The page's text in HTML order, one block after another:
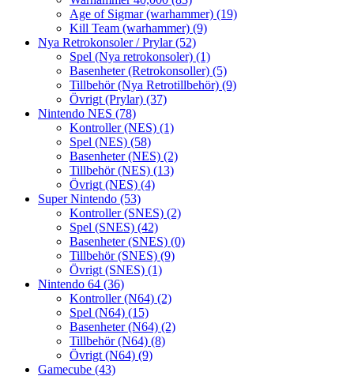
Age of Sigmar (warhammer) (19)
Kill Team (warhammer) (9)
Nya Retrokonsoler / Prylar(52)
Spel (Nya retrokonsoler) (1)
Basenheter (Retrokonsoller) (5)
Tillbehör (Nya Retrotillbehör) (9)
Övrigt (Prylar) (37)
Nintendo NES (78)
Kontroller (NES) (1)
Spel (NES) (58)
Basenheter (NES) (2)
Tillbehör (NES) (13)
Övrigt (NES) (4)
Super Nintendo (53)
Kontroller (SNES) (2)
Spel (SNES) (42)
Basenheter (SNES) (0)
Tillbehör (SNES) (9)
Övrigt (SNES) (1)
Nintendo 64 (36)
Kontroller (N64) (2)
Spel (N64) (15)
Basenheter (N64) (2)
Tillbehör (N64) (8)
Övrigt (N64) (9)
Gamecube (43)